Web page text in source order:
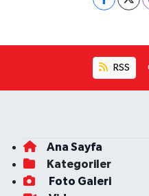
RSS
Ana Sayfa
Kategoriler
Foto Galeri